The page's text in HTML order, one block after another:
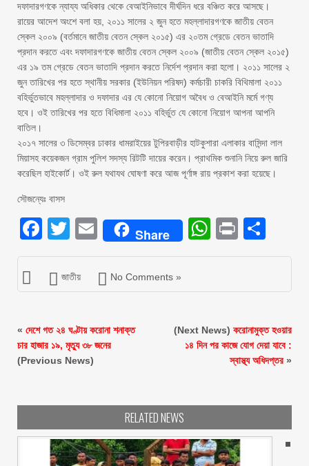
দফাদারগণকে ন্যায্য অধিকার থেকে বেআইনিভাবে দীর্ঘদিন ধরে বঞ্চিত করে আসছে।
রায়ের আদেশ অংশে বলা হয়, ২০১১ সালের ২ জুন হতে মহল্লাদারগণকে জাতীয় বেতন
স্কেল ২০০৯ (বর্তমানে জাতীয় বেতন স্কেল ২০১৫) এর ২০তম গ্রেডে বেতন ভাতাদি
প্রদান করতে এবং দফাদারগণকে জাতীয় বেতন স্কেল ২০০৯ (জাতীয় বেতন স্কেল ২০১৫)
এর ১৯ তম গ্রেডে বেতন ভাতাদি প্রদান করতে নির্দেশ প্রদান করা হলো। ২০১১ সালের ২
জুন তারিখের পর হতে স্থানীয় সরকার (ইউনিয়ন পরিষদ) কর্মচারী চাকরি বিথিমালা ২০১১
বহির্ভুতভাবে মহল্লাদার ও দফাদার এর যে কোনো নিয়োগ অবৈধ ও বেআইনি মর্মে গণ্য
হবে। ওই তারিখের পর হতে বিধিমালা ২০১১ বহির্ভুত যে কোনো নিয়োগ আপনা আপনি
বাতিল।
২০১৭ সালের ৩ ডিসেম্বর ঢাকার ধামরাইয়ের টুপিরবাড়ীর হাটকুশারা এলাকার বাসিন্দা লাল
মিয়াসহ কয়েকজন গ্রাম পুলিশ সদস্য রিটটি দায়ের করেন। প্রাথমিক শুনানি নিয়ে রুল জারি
করেছিল হাইকোর্ট। ওই রুল যথাযথ ঘোষণা করে আজ পূর্ণাঙ্গ রায় প্রকাশ করা হয়েছে।
সৌজন্যেঃ বাসস
Facebook
Twitter
EmailShare Print
জাতীয় No Comments »
« দেশে গত ২৪ ঘণ্টায় করোনা শনাক্ত
চার হাজার ১৯, মৃত্যু ৩৮ জনের
(Previous News)
(Next News) করোনামুক্ত হওয়ার
১৪ দিন পর কাজে যোগ দেয়া যাবে :
স্বাস্থ্য অধিদপ্তর»
RELATED NEWS